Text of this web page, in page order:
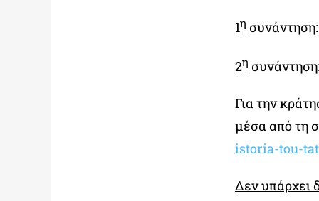
1η συνάντηση:
2η συνάντηση
Για την
μέσα από τη
istoria-tou-
Δεν υπάρχει